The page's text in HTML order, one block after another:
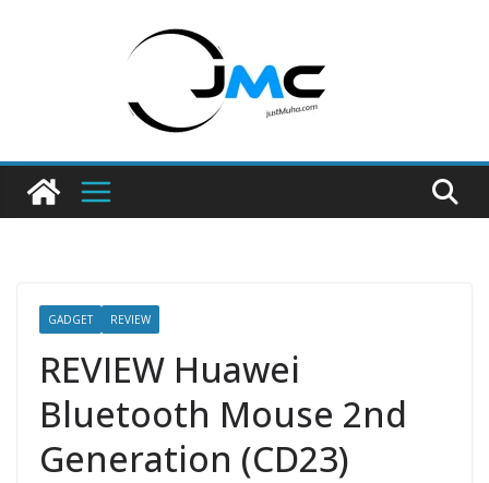
GADGET REVIEW
REVIEW Huawei
Bluetooth Mouse 2nd
Generation (CD23)